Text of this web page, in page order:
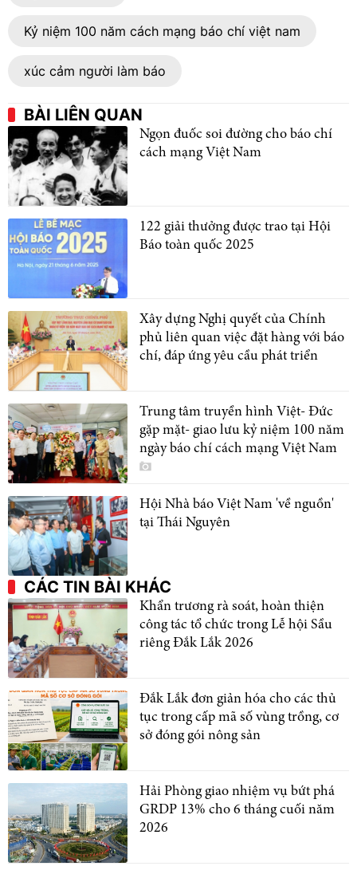
Kỷ niệm 100 năm cách mạng báo chí việt nam
xúc cảm người làm báo
BÀI LIÊN QUAN
Ngọn đuốc soi đường cho báo chí
cách mạng Việt Nam
122 giải thưởng được trao tại Hội
Báo toàn quốc 2025
Xây dựng Nghị quyết của Chính
phủ liên quan việc đặt hàng với báo
chí, đáp ứng yêu cầu phát triển
Trung tâm truyền hình Việt- Đức
gặp mặt- giao lưu kỷ niệm 100 năm
ngày báo chí cách mạng Việt Nam
Hội Nhà báo Việt Nam 'về nguồn'
tại Thái Nguyên
CÁC TIN BÀI KHÁC
Khẩn trương rà soát, hoàn thiện
công tác tổ chức trong Lễ hội Sầu
riêng Đắk Lắk 2026
Đắk Lắk đơn giản hóa cho các thủ
tục trong cấp mã số vùng trồng, cơ
sở đóng gói nông sản
Hải Phòng giao nhiệm vụ bứt phá
GRDP 13% cho 6 tháng cuối năm
2026